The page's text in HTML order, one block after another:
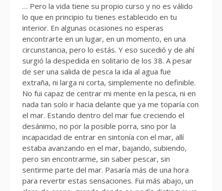
… Pero la vida tiene su propio curso y no es válido
lo que en principio tu tienes establecido en tu
interior. En algunas ocasiones no esperas
encontrarte en un lugar, en un momento, en una
circunstancia, pero lo estás. Y eso sucedió y de ahí
surgió la despedida en solitario de los 38. A pesar
de ser una salida de pesca la ida al agua fue
extraña, ni larga ni corta, simplemente no definible.
No fui capaz de centrar mi mente en la pesca, ni en
nada tan solo ir hacia delante que ya me toparía con
el mar. Estando dentro del mar fue creciendo el
desánimo, no por la posible porra, sino por la
incapacidad de entrar en sintonía con el mar, allí
estaba avanzando en el mar, bajando, subiendo,
pero sin encontrarme, sin saber pescar, sin
sentirme parte del mar. Pasaría más de una hora
para revertir estas sensaciones. Fui más abajo, un